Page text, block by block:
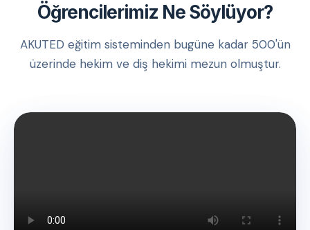
Öğrencilerimiz Ne Söylüyor?
AKUTED eğitim sisteminden bugüne kadar 500'ün
üzerinde hekim ve diş hekimi mezun olmuştur.